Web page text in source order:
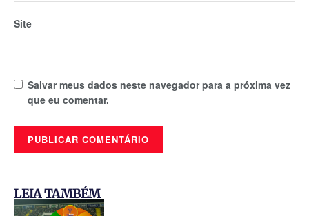
Site
Salvar meus dados neste navegador para a próxima vez
que eu comentar.
LEIA TAMBÉM